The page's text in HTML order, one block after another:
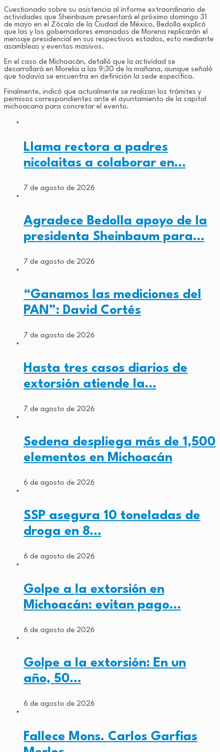
Cuestionado sobre su asistencia al informe extraordinario de
actividades que Sheinbaum presentará el próximo domingo 31
de mayo en el Zócalo de la Ciudad de México, Bedolla explicó
que las y los gobernadores emanados de Morena replicarán el
mensaje presidencial en sus respectivos estados, esto mediante
asambleas y eventos masivos.
En el caso de Michoacán, detalló que la actividad se
desarrollará en Morelia a las 9:30 de la mañana, aunque señaló
que todavía se encuentra en definición la sede específica.
Finalmente, indicó que actualmente se realizan los trámites y
permisos correspondientes ante el ayuntamiento de la capital
michoacana para concretar el evento.
Llama rectora a padres
nicolaitas a colaborar en…
7 de agosto de 2026
Agradece Bedolla apoyo de la
presidenta Sheinbaum para…
7 de agosto de 2026
“Ganamos las mediciones del
PAN”: David Cortés
7 de agosto de 2026
Hasta tres casos diarios de
extorsión atiende la…
7 de agosto de 2026
Sedena despliega más de 1,500
elementos en Michoacán
6 de agosto de 2026
SSP asegura 10 toneladas de
droga en 8…
6 de agosto de 2026
Golpe a la extorsión en
Michoacán: evitan pago…
6 de agosto de 2026
Golpe a la extorsión: En un
año, 50…
6 de agosto de 2026
Fallece Mons. Carlos Garfias